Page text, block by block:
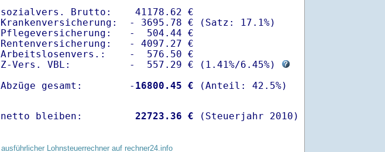
sozialvers. Brutto:    41178.62 €
Krankenversicherung:  - 3695.78 € (Satz: 17.1%)
Pflegeversicherung:   -  504.44 €
Rentenversicherung:   - 4097.27 €
Arbeitslosenvers.:    -  576.50 €
Z-Vers. VBL:          -  557.29 € ( 1.41%/6.45%)
Abzüge gesamt:        - 16800.45 €
netto bleiben: 22723.36 € (Steuerjahr 2010)
ausführlicher Lohnsteuerrechner auf rechner24.info